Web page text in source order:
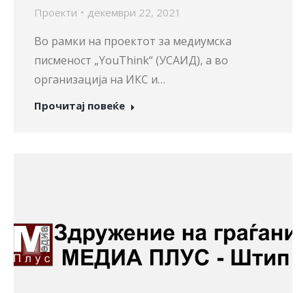
Проекти декември 22, 2021
Во рамки на проектот за медиумска
писменост „YouThink“ (УСАИД), а во
организација на ИКС и…
Прочитај повеќе